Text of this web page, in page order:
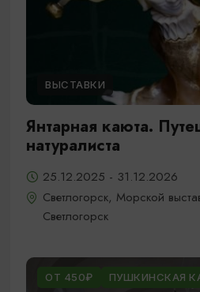
ВЫСТАВКИ
Янтарная каюта.
натуралиста
25.12.2025 - 31.12.2026
Светлогорск, Морской
Светлогорск
ОТ 450₽ ПУШКИНСКАЯ